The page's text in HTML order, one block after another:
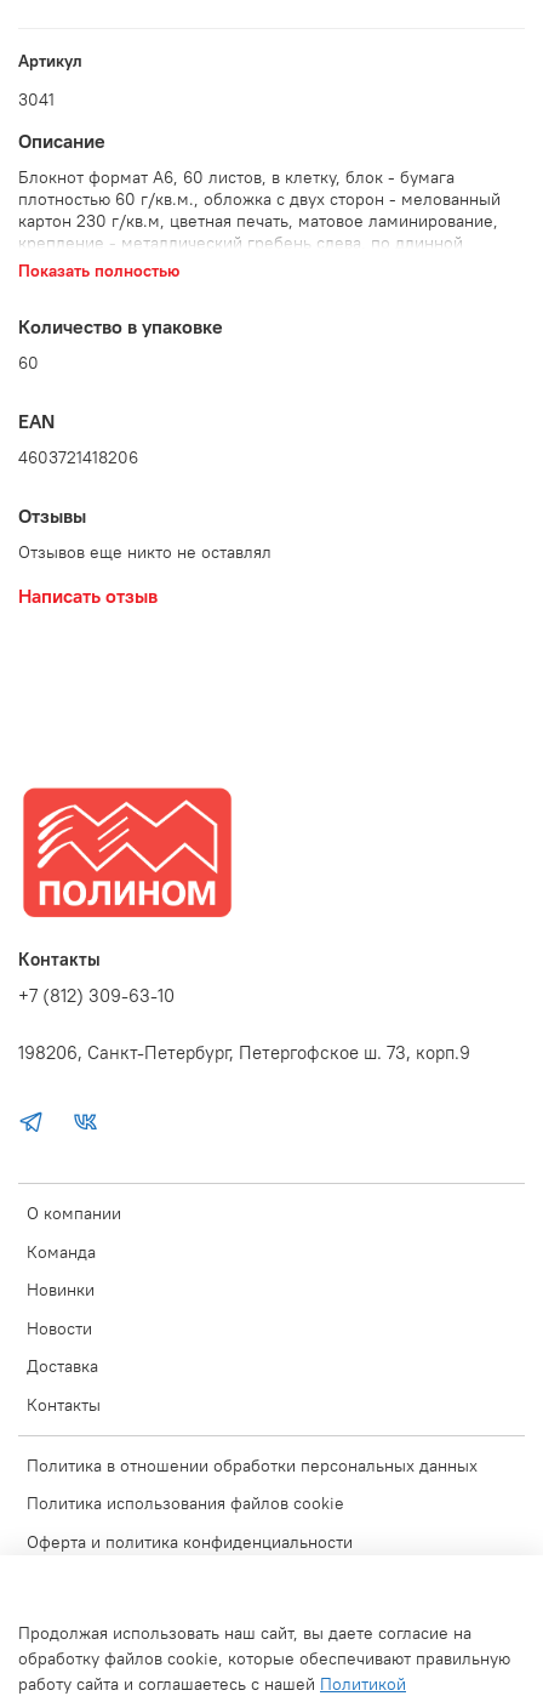
Артикул
3041
Описание
Блокнот формат А6, 60 листов, в клетку, блок - бумага
плотностью 60 г/кв.м., обложка с двух сторон - мелованный
картон 230 г/кв.м, цветная печать, матовое ламинирование,
крепление - металлический гребень слева, по длинной
стороне
Показать полностью
Количество в упаковке
60
EAN
4603721418206
Отзывы
Отзывов еще никто не оставлял
Написать отзыв
О компании
Команда
Новинки
Новости
Доставка
Контакты
Политика в отношении обработки персональных данных
Политика использования файлов cookie
Оферта и политика конфиденциальности
Блог
Контакты
+7 (812) 309-63-10
198206, Санкт-Петербург, Петергофское ш. 73, корп.9
Продолжая использовать наш сайт, вы даете согласие на
обработку файлов cookie, которые обеспечивают правильную
работу сайта и соглашаетесь с нашей Политикой